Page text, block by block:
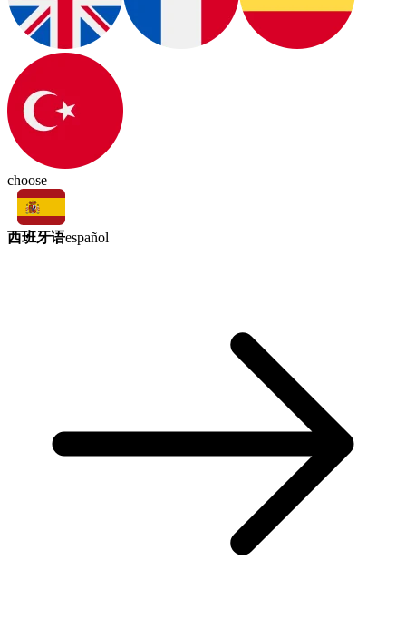
choose
西班牙语español